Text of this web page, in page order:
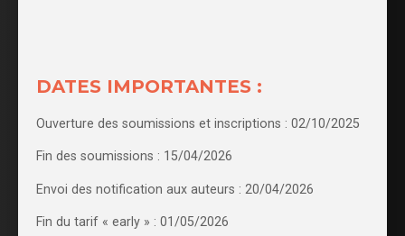
DATES IMPORTANTES :
Ouverture des soumissions et inscriptions : 02/10/2025
Fin des soumissions : 15/04/2026
Envoi des notification aux auteurs : 20/04/2026
Fin du tarif « early » : 01/05/2026